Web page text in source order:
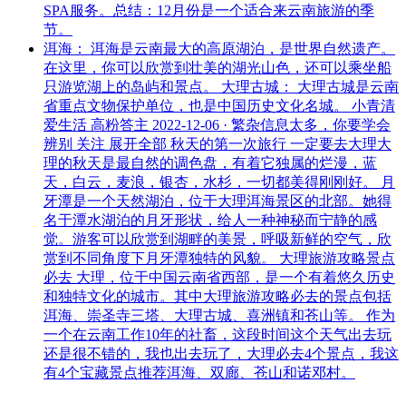
SPA服务。总结：12月份是一个适合来云南旅游的季
节。
洱海： 洱海是云南最大的高原湖泊，是世界自然遗产。
在这里，你可以欣赏到壮美的湖光山色，还可以乘坐船
只游览湖上的岛屿和景点。 大理古城： 大理古城是云南
省重点文物保护单位，也是中国历史文化名城。 小青清
爱生活 高粉答主 2022-12-06 · 繁杂信息太多，你要学会
辨别 关注 展开全部 秋天的第一次旅行 一定要去大理大
理的秋天是最自然的调色盘，有着它独属的烂漫，蓝
天，白云，麦浪，银杏，水杉，一切都美得刚刚好。 月
牙潭是一个天然湖泊，位于大理洱海景区的北部。她得
名于潭水湖泊的月牙形状，给人一种神秘而宁静的感
觉。游客可以欣赏到湖畔的美景，呼吸新鲜的空气，欣
赏到不同角度下月牙潭独特的风貌。 大理旅游攻略景点
必去 大理，位于中国云南省西部，是一个有着悠久历史
和独特文化的城市。其中大理旅游攻略必去的景点包括
洱海、崇圣寺三塔、大理古城、喜洲镇和苍山等。 作为
一个在云南工作10年的社畜，这段时间这个天气出去玩
还是很不错的，我也出去玩了，大理必去4个景点，我这
有4个宝藏景点推荐洱海、双廊、苍山和诺邓村。